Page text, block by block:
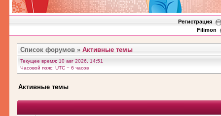
Регистрация
Filimon
Список форумов » Активные темы
Текущее время: 10 авг 2026, 14:51
Часовой пояс: UTC − 6 часов
Активные темы